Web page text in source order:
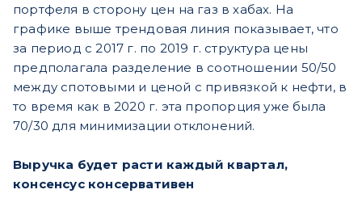
портфеля в сторону цен на газ в хабах. На
графике выше трендовая линия показывает, что
за период с 2017 г. по 2019 г. структура цены
предполагала разделение в соотношении 50/50
между спотовыми и ценой с привязкой к нефти, в
то время как в 2020 г. эта пропорция уже была
70/30 для минимизации отклонений.
Выручка будет расти каждый квартал,
консенсус консервативен